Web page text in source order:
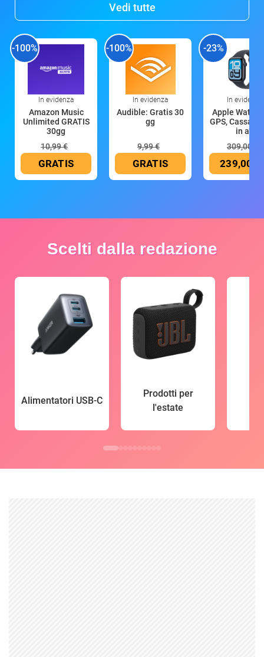
Vedi tutte
-100%
In evidenza
Amazon Music
Unlimited GRATIS
30gg
10,99 €
GRATIS
-100%
In evidenza
Audible: Gratis 30
gg
9,99 €
GRATIS
-23%
In evidenza
Apple Watch
GPS, Cassa
in all
309,00 €
239,00 €
Scelti dalla redazione
Alimentatori USB-C
Prodotti per
l'estate